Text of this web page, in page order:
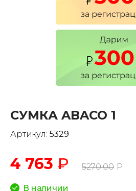
СУМКА ABACO 1
Артикул: 5329
4 763 ₽ 5270.00 Р
В наличии